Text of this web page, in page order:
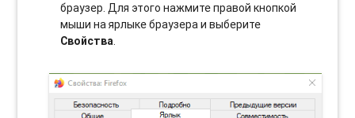
браузер. Для этого нажмите правой кнопкой
мыши на ярлыке браузера и выберите
Свойства.